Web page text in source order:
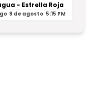
- Estrella Roja
9 de agosto 5:15 PM